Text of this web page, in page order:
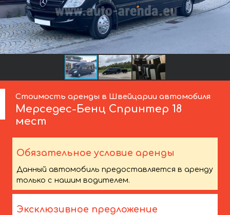
Стоимость аренды в Швейцарии автомобиля
Мерседес-Бенц Спринтер 18
мест
Обязательное условие аренды
Данный автомобиль предоставляется в аренду
только с нашим водителем.
Эксклюзивное предложение